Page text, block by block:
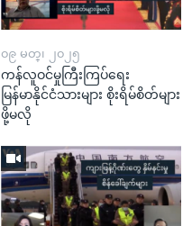
၀၉ မတ္၊ ၂၀၂၅
ကန်လူဝင်မှုကြီးကြပ်ရေး
မြန်မာနိုင်ငံသားများ စိုးရိမ်စိတ်များ
ဖို့မလို